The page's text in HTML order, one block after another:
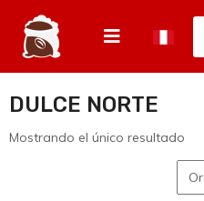
DULCE NORTE
Mostrando el único resultado